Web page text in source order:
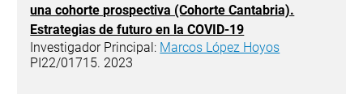
una cohorte prospectiva (Cohorte Cantabria).
Estrategias de futuro en la COVID-19
Investigador Principal: Marcos López Hoyos
PI22/01715. 2023